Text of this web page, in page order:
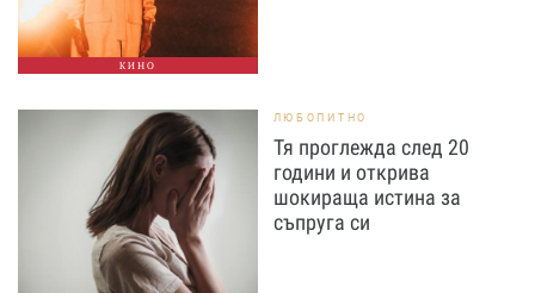
КИНО
ЛЮБОПИТНО
Тя проглежда след 20
години и открива
шокираща истина за
съпруга си